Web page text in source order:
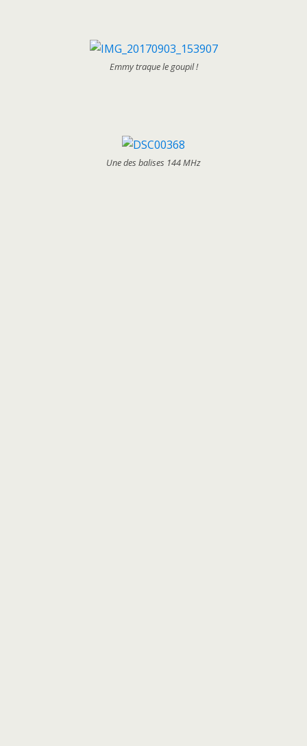
Emmy traque le goupil !
Une des balises 144 MHz